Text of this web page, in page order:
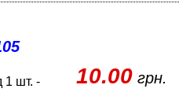
1 шт. - 10.00грн.